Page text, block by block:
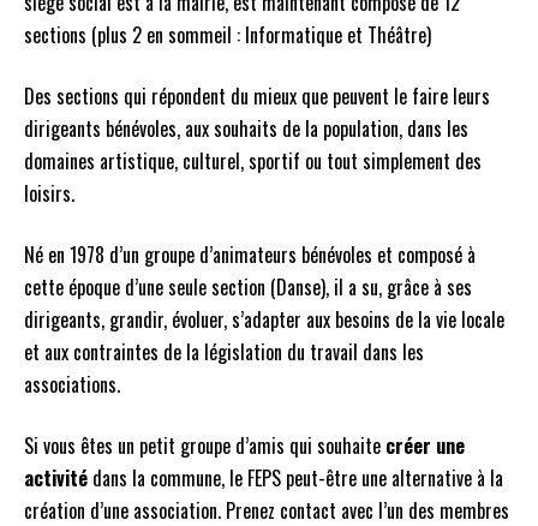
sections (plus 2 en sommeil : Informatique et Théâtre)
Des sections qui répondent du mieux que peuvent le faire leurs
dirigeants bénévoles, aux souhaits de la population, dans les
domaines artistique, culturel, sportif ou tout simplement des
loisirs.
Né en 1978 d’un groupe d’animateurs bénévoles et composé à
cette époque d’une seule section (Danse), il a su, grâce à ses
dirigeants, grandir, évoluer, s’adapter aux besoins de la vie locale
et aux contraintes de la législation du travail dans les
associations.
Si vous êtes un petit groupe d’amis qui souhaite créer une
activité dans la commune, le FEPS peut-être une alternative à la
création d’une association. Prenez contact avec l’un des membres